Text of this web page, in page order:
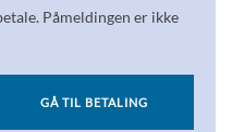
Påmeldingen er ikke
GÅ TIL BETALING